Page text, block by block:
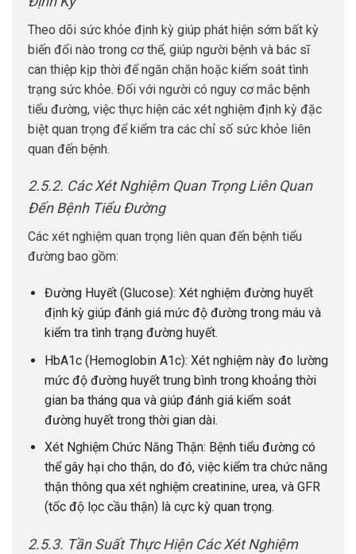
Theo dõi sức khỏe định kỳ giúp phát hiện sớm bất kỳ
biến đổi nào trong cơ thể, giúp người bệnh và bác sĩ
can thiệp kịp thời để ngăn chặn hoặc kiểm soát tình
trạng sức khỏe. Đối với người có nguy cơ mắc bệnh
tiểu đường, việc thực hiện các xét nghiệm định kỳ đặc
biệt quan trọng để kiểm tra các chỉ số sức khỏe liên
quan đến bệnh.
2.5.2. Các Xét Nghiệm Quan Trọng Liên Quan
Đến Bệnh Tiểu Đường
Các xét nghiệm quan trọng liên quan đến bệnh tiểu
đường bao gồm:
Đường Huyết (Glucose): Xét nghiệm đường huyết
định kỳ giúp đánh giá mức độ đường trong máu và
kiểm tra tình trạng đường huyết.
HbA1c (Hemoglobin A1c): Xét nghiệm này đo lường
mức độ đường huyết trung bình trong khoảng thời
gian ba tháng qua và giúp đánh giá kiểm soát
đường huyết trong thời gian dài.
Xét Nghiệm Chức Năng Thận: Bệnh tiểu đường có
thể gây hại cho thận, do đó, việc kiểm tra chức năng
thận thông qua xét nghiệm creatinine, urea, và GFR
(tốc độ lọc cầu thận) là cực kỳ quan trọng.
2.5.3. Tần Suất Thực Hiện Các Xét Nghiệm